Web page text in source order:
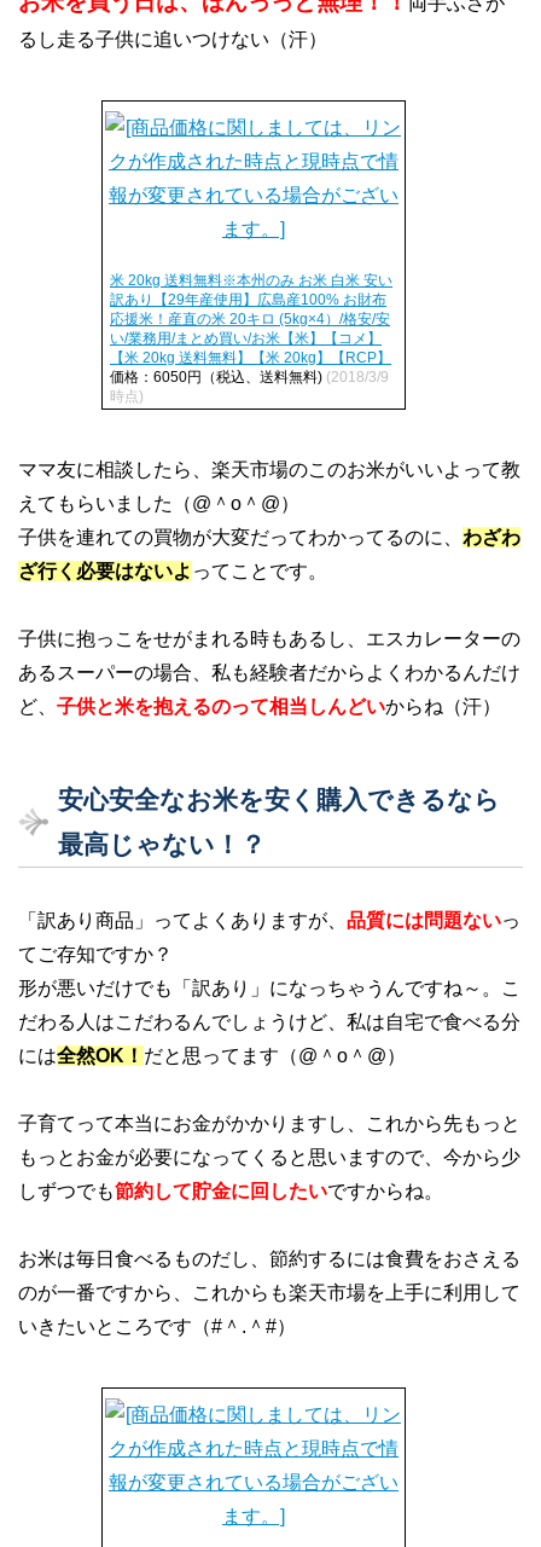
るし走る子供に追いつけない（汗）
米 20kg 送料無料※本州のみ お米 白米 安い
訳あり【29年産使用】広島産100% お財布
応援米！産直の米 20キロ (5kg×4）/格安/安
い/業務用/まとめ買い/お米【米】【コメ】
【米 20kg 送料無料】【米 20kg】【RCP】
価格：6050円（税込、送料無料) (2018/3/9
時点)
ママ友に相談したら、楽天市場のこのお米がいいよって教
えてもらいました（@＾o＾@）
子供を連れての買物が大変だってわかってるのに、 わざわ
ざ行く必要はないよ ってことです。
子供に抱っこをせがまれる時もあるし、エスカレーターの
あるスーパーの場合、私も経験者だからよくわかるんだけ
ど、 子供と米を抱えるのって相当しんどいからね（汗）
安心安全なお米を安く購入できるなら
最高じゃない！？
「訳あり商品」ってよくありますが、 品質には問題ないっ
てご存知ですか？
形が悪いだけでも「訳あり」になっちゃうんですね～。こ
だわる人はこだわるんでしょうけど、私は自宅で食べる分
には全然OK！ だと思ってます（@＾o＾@）
子育てって本当にお金がかかりますし、これから先もっと
もっとお金が必要になってくると思いますので、今から少
しずつでも節約して貯金に回したいですからね。
お米は毎日食べるものだし、節約するには食費をおさえる
のが一番ですから、これからも楽天市場を上手に利用して
いきたいところです（#＾.＾#）